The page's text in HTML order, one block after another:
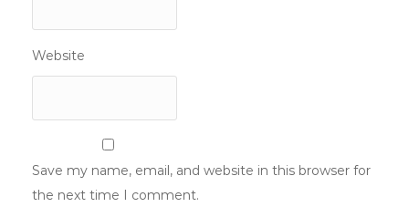
Website
Save my name, email, and website in this browser for
the next time I comment.